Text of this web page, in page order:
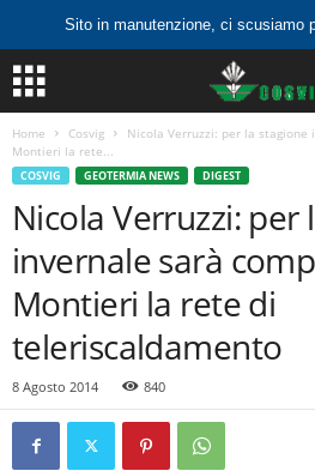
Sito in manutenzione, ci scusiamo
Home Cosvig
Nicola Verruzzi: per la
Montieri la rete...
COSVIG GEOTERMIA NEWS DIGEST
Nicola Verruzzi: per
invernale sarà
Montieri la rete di
teleriscaldamento
8 Agosto 2014 840